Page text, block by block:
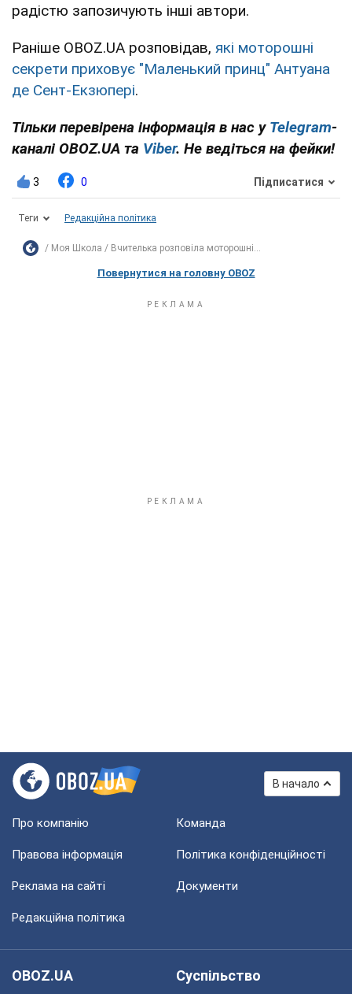
радістю запозичують інші автори.
Раніше OBOZ.UA розповідав, які моторошні
секрети приховує "Маленький принц" Антуана
де Сент-Екзюпері.
Тільки перевірена інформація в нас у Telegram-
каналі OBOZ.UA та Viber. Не ведіться на фейки!
3 0 Підписатися
Теги Редакційна політика
Моя Школа Вчителька розповіла моторошні...
Повернутися на головну OBOZ
В начало
Про компанію Команда
Правова інформація Політика конфіденційності
Реклама на сайті Документи
Редакційна політика
OBOZ.UA
Суспільство